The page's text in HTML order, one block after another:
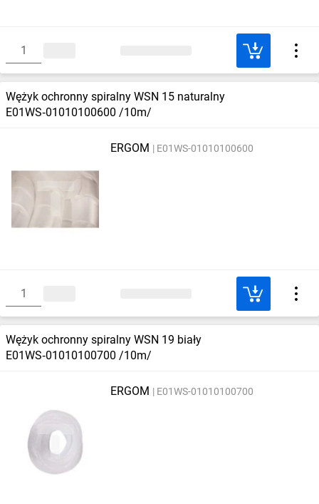
Wężyk ochronny spiralny WSN 15 naturalny
E01WS‑01010100600 /10m/
ERGOM E01WS-01010100600
Wężyk ochronny spiralny WSN 19 biały
E01WS‑01010100700 /10m/
ERGOM E01WS-01010100700